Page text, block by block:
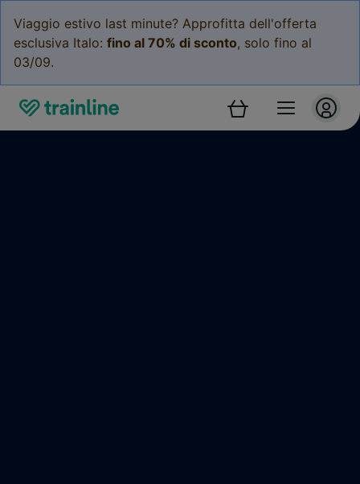
Viaggio estivo last minute? Approfitta dell'offerta
esclusiva Italo: fino al 70% di sconto, solo fino al
03/09.